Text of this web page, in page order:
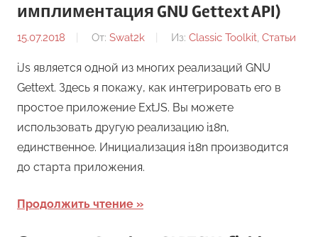
имплиментация GNU Gettext API)
15.07.2018 От: Swat2k Из: Classic Toolkit, Статьи
iJs является одной из многих реализаций GNU
Gettext. Здесь я покажу, как интегрировать его в
простое приложение ExtJS. Вы можете
использовать другую реализацию i18n,
единственное. Инициализация i18n производится
до старта приложения.
Продолжить чтение